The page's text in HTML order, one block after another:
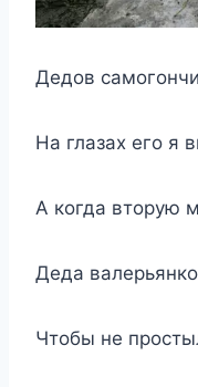
Дедов
На глазах его я
А когда вторую
Деда
Чтобы не